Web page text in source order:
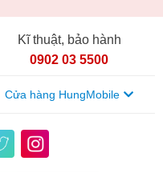
Kĩ thuật, bảo hành
0902 03 5500
Cửa hàng HungMobile